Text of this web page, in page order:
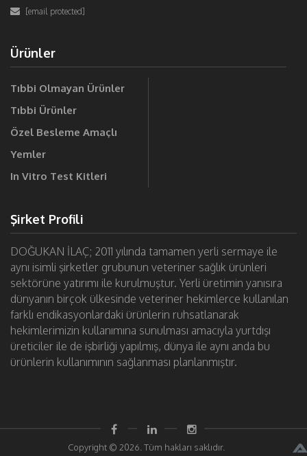
[email protected]
Ürünler
Tıbbi Olmayan Ürünler
Tıbbi Ürünler
Özel Besleme Amaçlı
Yemler
In Vitro Test Kitleri
Şirket Profili
DOĞUKAN İLAÇ; 2011 yılında tamamen yerli sermaye ile
aynı isimli şirketler grubunun veteriner sağlık ürünleri
sektörüne yatırımı ile kurulmuştur. Yerli üretimin yanısıra
dünyanın birçok ülkesinde veteriner hekimlerce kullanılan
farklı endikasyonlardaki ürünlerin ruhsatlanarak
hekimlerimizin kullanımına sunulması amacıyla yurtdışı
üreticiler ile de işbirliği yapılmış, dünya ile aynı anda bu
ürünlerin kullanımının sağlanması planlanmıştır.
Copyright © 2026. Tüm hakları saklıdır.